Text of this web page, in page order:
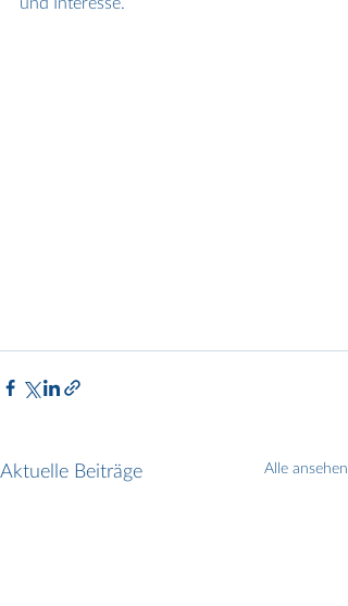
Aktuelle Beiträge Alle ansehen